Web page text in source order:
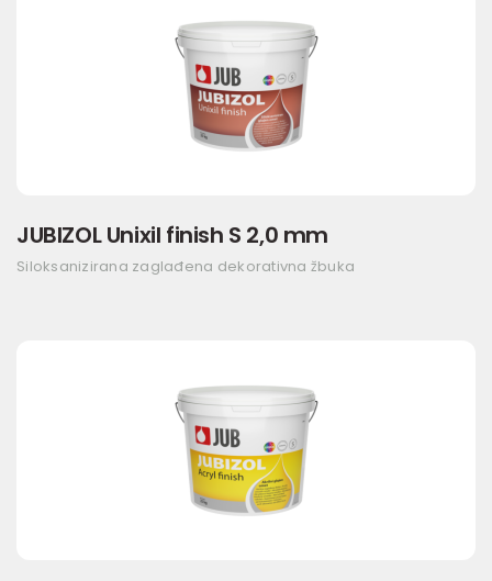
JUBIZOL Unixil finish S 2,0 mm
Siloksanizirana zaglađena dekorativna žbuka